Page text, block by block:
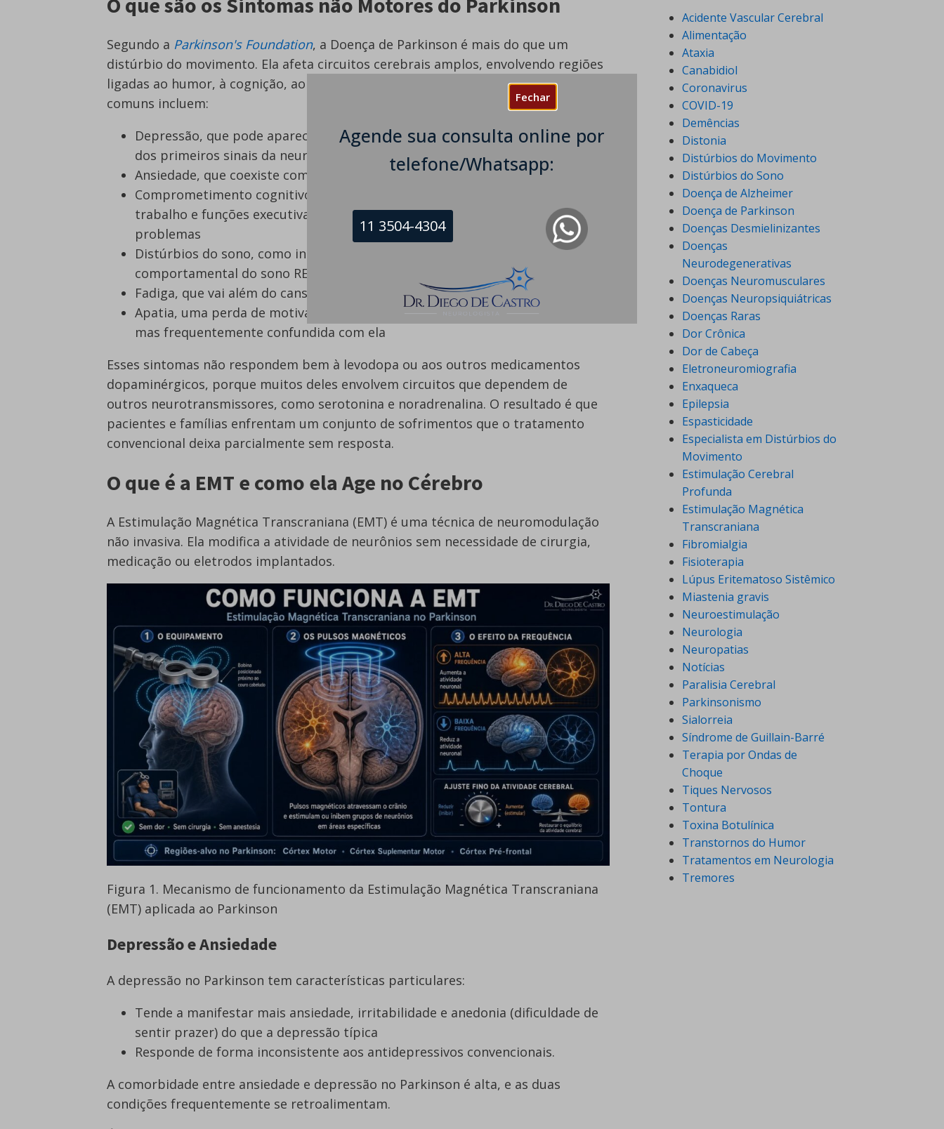
Fechar
Agende sua consulta online por
telefone/Whatsapp:
11 3504-4304
Segundo a Parkinson's Foundation, a Doença de Parkinson é mais do que um
distúrbio do movimento. Ela afeta circuitos cerebrais amplos, envolvendo regiões
ligadas ao humor, à cognição, ao sono e ao sistema nervoso autônomo. Os mais
comuns incluem:
Depressão, que pode aparecer anos antes do diagnóstico motor, sendo um
dos primeiros sinais da neurodegeneração
Ansiedade, que coexiste com a depressão
Comprometimento cognitivo, incluindo dificuldades de atenção, memória de
trabalho e funções executivas como raciocínio, concentração e resolução de
problemas
Distúrbios do sono, como insônia, sonolência diurna excessiva e o distúrbio
comportamental do sono REM
Fadiga, que vai além do cansaço físico e compromete a disposição mental
Apatia, uma perda de motivação e interesse que é diferente da depressão,
mas frequentemente confundida com ela
Esses sintomas não respondem bem à levodopa ou aos outros medicamentos
dopaminérgicos, porque muitos deles envolvem circuitos que dependem de
outros neurotransmissores, como serotonina e noradrenalina. O resultado é que
pacientes e famílias enfrentam um conjunto de sofrimentos que o tratamento
convencional deixa parcialmente sem resposta.
O que é a EMT e como ela Age no Cérebro
A Estimulação Magnética Transcraniana (EMT) é uma técnica de neuromodulação
não invasiva. Ela modifica a atividade de neurônios sem necessidade de cirurgia,
medicação ou eletrodos implantados.
Figura 1. Mecanismo de funcionamento da Estimulação Magnética Transcraniana
(EMT) aplicada ao Parkinson
Depressão e Ansiedade
A depressão no Parkinson tem características particulares:
Tende a manifestar mais ansiedade, irritabilidade e anedonia (dificuldade de
sentir prazer) do que a depressão típica
Responde de forma inconsistente aos antidepressivos convencionais.
A comorbidade entre ansiedade e depressão no Parkinson é alta, e as duas
condições frequentemente se retroalimentam.
Acidente Vascular Cerebral
Alimentação
Ataxia
Canabidiol
Coronavirus
COVID-19
Demências
Distonia
Distúrbios do Movimento
Distúrbios do Sono
Doença de Alzheimer
Doença de Parkinson
Doenças Desmielinizantes
Doenças
Neurodegenerativas
Doenças Neuromusculares
Doenças Neuropsiquiátricas
Doenças Raras
Dor Crônica
Dor de Cabeça
Eletroneuromiografia
Enxaqueca
Epilepsia
Espasticidade
Especialista em Distúrbios do
Movimento
Estimulação Cerebral
Profunda
Estimulação Magnética
Transcraniana
Fibromialgia
Fisioterapia
Lúpus Eritematoso Sistêmico
Miastenia gravis
Neuroestimulação
Neurologia
Neuropatias
Notícias
Paralisia Cerebral
Parkinsonismo
Sialorreia
Síndrome de Guillain-Barré
Terapia por Ondas de
Choque
Tiques Nervosos
Tontura
Toxina Botulínica
Transtornos do Humor
Tratamentos em Neurologia
Tremores